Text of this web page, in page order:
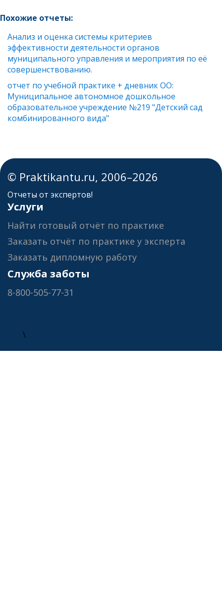
Похожие отчеты:
Анализ и оценка системы критериев
эффективности деятельности органов
муниципального управления и мероприятия по её
совершенствованию.
отчет по учебной практике + дневник ОО:
Муниципальное автономное дошкольное
образовательное учреждение №219 "Детский сад
комбинированного вида"
© Praktikantu.ru, 2006–2026
Отчеты от экспертов!
Услуги
Найти готовый отчёт по практике
Заказать отчёт по практике у эксперта
Заказать дипломную работу
Служба заботы
8-800-505-77-31
\